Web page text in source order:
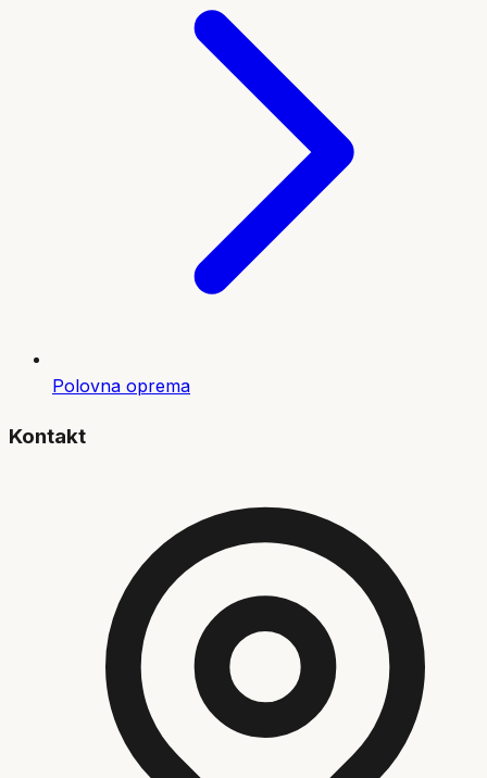
Polovna oprema
Kontakt